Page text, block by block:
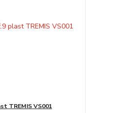
TREMIS VS001